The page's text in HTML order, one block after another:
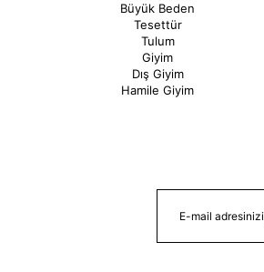
Büyük Beden
Tesettür
Tulum
Giyim
Dış Giyim
Hamile Giyim